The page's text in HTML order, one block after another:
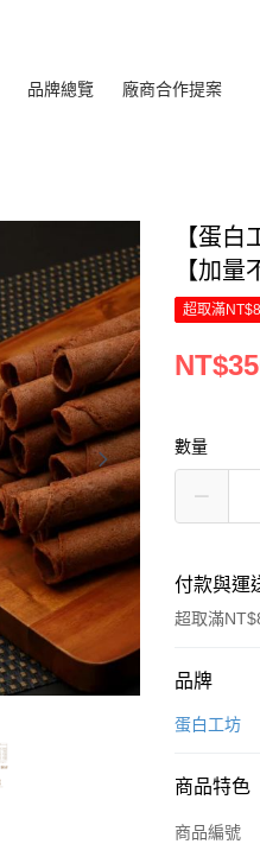
品牌總覽 廠商合作提案
【蛋
【加量
超取滿
數量
付款與運
超取滿
付款方式
信用卡一次
品牌
蛋白工坊
商品特色
商品編號